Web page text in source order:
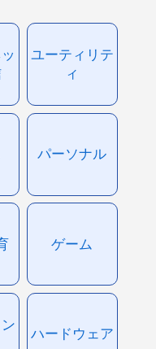
ユーティリテ
ィ
パーソナル
ゲーム
ハードウェア